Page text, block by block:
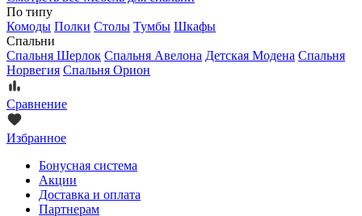
По типу
Комоды Полки Столы Тумбы Шкафы
Спальни
Спальня Шерлок Спальня Авелона Детская Модена Спальня
Норвегия Спальня Орион
Сравнение
Избранное
Бонусная система
Акции
Доставка и оплата
Партнерам